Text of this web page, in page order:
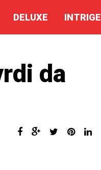
DELUXE INTRIGE
da